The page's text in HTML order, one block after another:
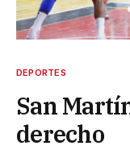
DEPORTES
San
derecho